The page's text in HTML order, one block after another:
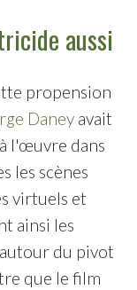
aussi
propension
Daneyavait
l'œuvre dans
les scènes
virtuels et
ainsi les
du pivot
que le film